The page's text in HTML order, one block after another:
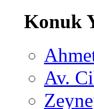
Konuk
Av.